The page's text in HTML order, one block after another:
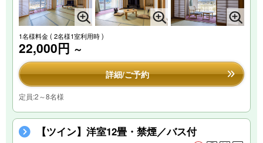
1名様料金( 2名様1室利用時 )
22,000円 ～
詳細/ご予約
定員:2～8名様
【ツイン】洋室12畳・禁煙／バス付